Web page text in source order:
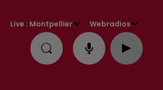
Live : Montpellier Webradios